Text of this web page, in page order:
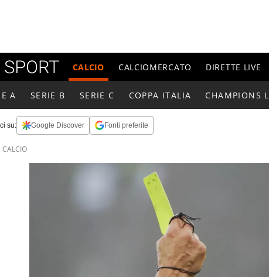
CALCIO CALCIOMERCATO DIRETTE LIVE
A SERIE B SERIE C COPPA ITALIA CHAMPIONS
su: Google Discover Fonti preferite
CALCIO